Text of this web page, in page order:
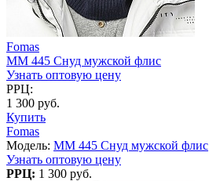
Fomas
MM 445 Снуд мужской флис
Узнать оптовую цену
РРЦ:
1 300 руб.
Купить
Fomas
Модель: MM 445 Снуд мужской флис
Узнать оптовую цену
РРЦ: 1 300 руб.